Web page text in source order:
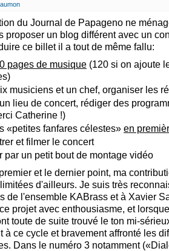
du Journal de Papageno ne
proposer un blog différent avec un
ce billet il a tout de même fallu:
pages de musique (120 si on ajoute
musiciens et un chef, organiser les
lieu de concert, rédiger des
Catherine !)
petites fanfares célestes
en
et filmer le concert
par un petit bout de montage vidéo
et le dernier point, ma
d'ailleurs. Je suis très
de l'ensemble KABrass et à Xavier
projet avec enthousiasme, et
toute de suite trouvé le ton mi-
à ce cycle et bravement affronté les
Dans le numéro 3 notamment (